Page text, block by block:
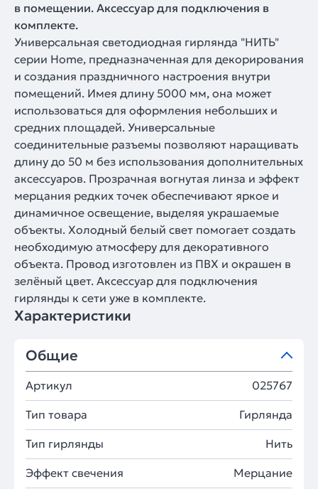
в помещении. Аксессуар для подключения в
комплекте.
Универсальная светодиодная гирлянда "НИТЬ"
серии Home, предназначенная для декорирования
и создания праздничного настроения внутри
помещений. Имея длину 5000 мм, она может
использоваться для оформления небольших и
средних площадей. Универсальные
соединительные разъемы позволяют наращивать
длину до 50 м без использования дополнительных
аксессуаров. Прозрачная вогнутая линза и эффект
мерцания редких точек обеспечивают яркое и
динамичное освещение, выделяя украшаемые
объекты. Холодный белый свет помогает создать
необходимую атмосферу для декоративного
объекта. Провод изготовлен из ПВХ и окрашен в
зелёный цвет. Аксессуар для подключения
гирлянды к сети уже в комплекте.
Характеристики
Общие
Артикул 025767
Тип товара Гирлянда
Тип гирлянды Нить
Эффект свечения Мерцание